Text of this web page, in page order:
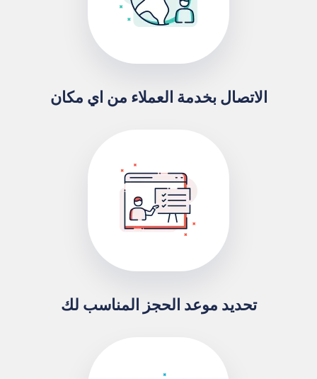
الاتصال بخدمة العملاء من اي مكان
تحديد موعد الحجز المناسب لك